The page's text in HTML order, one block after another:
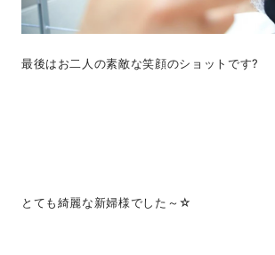
最後はお二人の素敵な笑顔のショットです?
とても綺麗な新婦様でした～☆